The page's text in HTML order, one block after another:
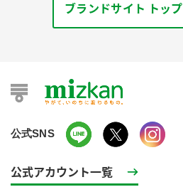
ブランドサイト トップ
公式SNS
公式アカウント一覧